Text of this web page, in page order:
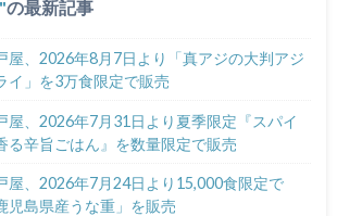
の最新記事
屋、2026年8月7日より「真アジの大判アジ
イ」を3万食限定で販売
屋、2026年7月31日より夏季限定『スパイ
る辛旨ごはん』を数量限定で販売
屋、2026年7月24日より15,000食限定で
児島県産うな重」を販売